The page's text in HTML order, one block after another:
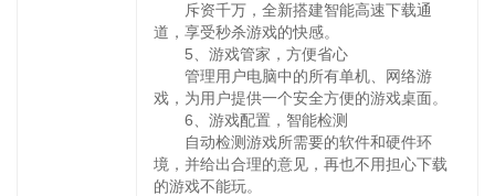
斥资千万，全新搭建智能高速下载通
道，享受秒杀游戏的快感。
5、游戏管家，方便省心
管理用户电脑中的所有单机、网络游
戏，为用户提供一个安全方便的游戏桌面。
6、游戏配置，智能检测
自动检测游戏所需要的软件和硬件环
境，并给出合理的意见，再也不用担心下载
的游戏不能玩。